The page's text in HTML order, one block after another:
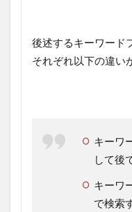
後述するキーワード
それぞれ以下の違い
キーワ
して後
キーワ
で検索